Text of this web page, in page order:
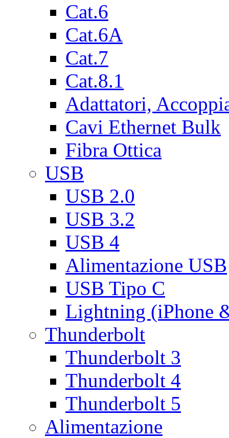
Cat.6
Cat.6A
Cat.7
Cat.8.1
Adattatori,
Cavi Ethernet Bulk
Fibra Ottica
USB
USB 2.0
USB 3.2
USB 4
Alimentazione USB
USB Tipo C
Lightning (iPhone
Thunderbolt
Thunderbolt 3
Thunderbolt 4
Thunderbolt 5
Alimentazione